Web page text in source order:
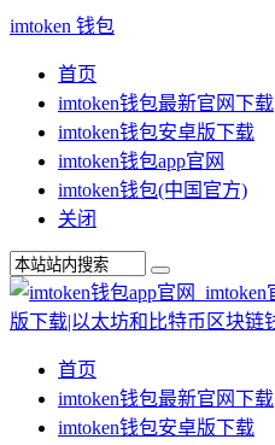
imtoken 钱包
首页
imtoken钱包最新官网下载
imtoken钱包安卓版下载
imtoken钱包app官网
imtoken钱包(中国官方)
关闭
首页
imtoken钱包最新官网下载
imtoken钱包安卓版下载